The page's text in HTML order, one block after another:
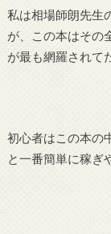
私は相場師朗先生
が、この本はその
が最も網羅されて
初心者はこの本の
と一番簡単に稼ぎ